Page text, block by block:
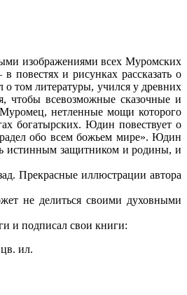
изображениями всех Муромских
и рисунках рассказать о
том литературы, учился у древних
чтобы всевозможные сказочные и
нетленные мощи которого
богатырских. Юдин повествует о
обо всем божьем мире». Юдин
истинным защитником и родины, и
Прекрасные иллюстрации автора
не делиться своими духовными
и подписал свои книги:
ил.